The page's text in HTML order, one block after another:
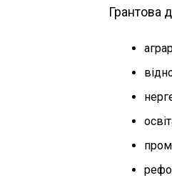
Грантова